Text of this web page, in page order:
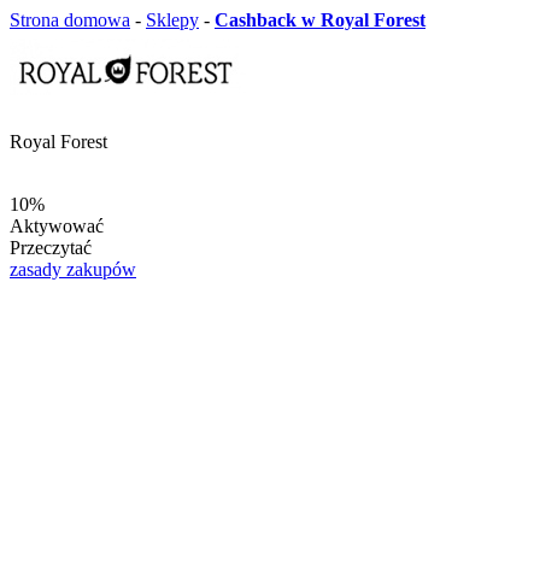
Strona domowa - Sklepy - Cashback w Royal Forest
Royal Forest
10%
Aktywować
Przeczytać
zasady zakupów